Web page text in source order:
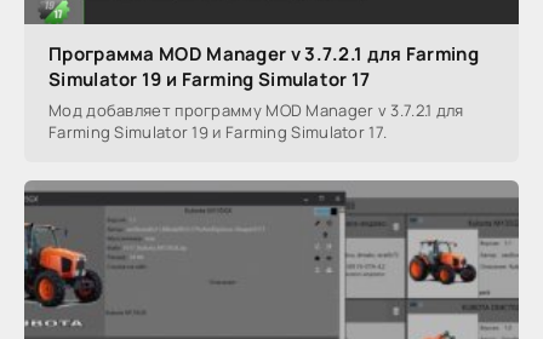
Программа MOD Manager v 3.7.2.1 для Farming
Simulator 19 и Farming Simulator 17
Мод добавляет программу MOD Manager v 3.7.2.1 для
Farming Simulator 19 и Farming Simulator 17.